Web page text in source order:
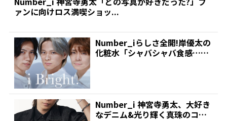
ァンに向けロス満喫ショッ...
Number_iらしさ全開!岸優太の
化粧水「シャバシャバ食感…」
Number_i 神宮寺勇太、大好き
なデニム&光り輝く真珠のコー